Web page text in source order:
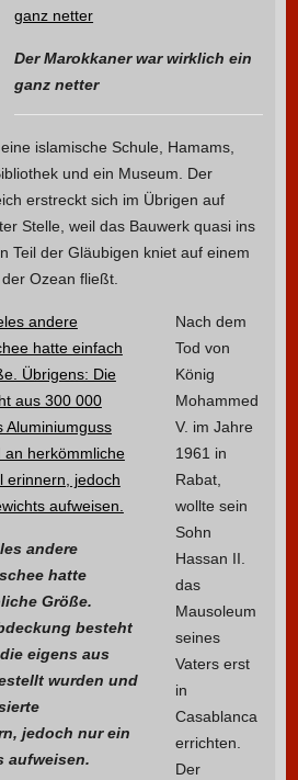
Der Marokkaner war wirklich ein
ganz netter
islamische Schule, Hamams,
und ein Museum. Der
erstreckt sich im Übrigen auf
Stelle, weil das Bauwerk quasi ins
Teil der Gläubigen kniet auf einem
Ozean fließt.
andere
hatte
Größe.
besteht
eigens aus
wurden und
jedoch nur ein
aufweisen.
Nach dem
Tod von
König
Mohammed
V. im Jahre
1961 in
Rabat,
wollte sein
Sohn
Hassan II.
das
Mausoleum
seines
Vaters erst
in
Casablanca
errichten.
Der